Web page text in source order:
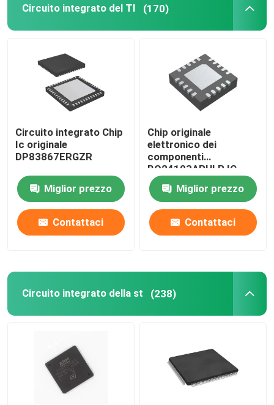
Circuito integrato del TI (170)
Circuito integrato Chip
Ic originale
DP83867ERGZR
Miglior prezzo
Contattaci
Chip originale
elettronico dei
componenti
BQ24103ARHLR IC
Miglior prezzo
Contattaci
Circuito integrato della st (238)